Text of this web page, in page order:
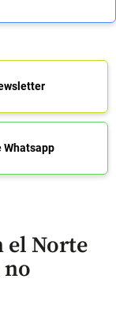
Whatsapp
el Norte